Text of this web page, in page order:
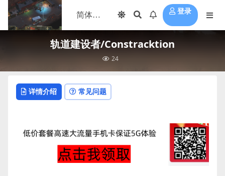
登录
轨道建设者/Constracktion
24
详情介绍 常见问题